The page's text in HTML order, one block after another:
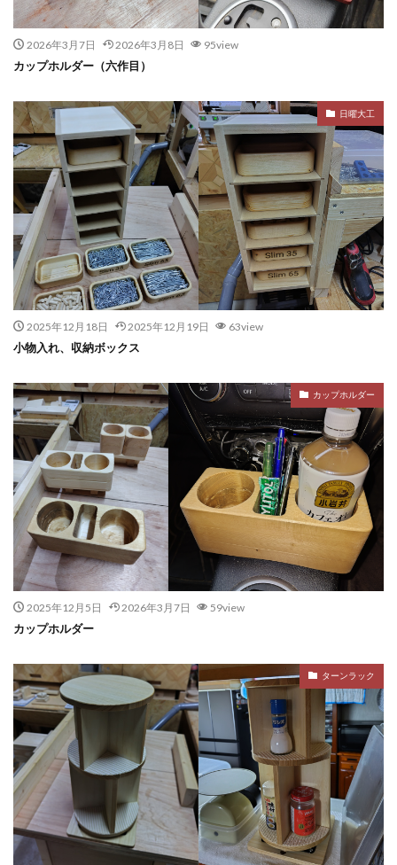
2026年3月7日 2026年3月8日 95view
カップホルダー（六作目）
日曜大工
2025年12月18日 2025年12月19日 63view
小物入れ、収納ボックス
カップホルダー
2025年12月5日 2026年3月7日 59view
カップホルダー
ターンラック